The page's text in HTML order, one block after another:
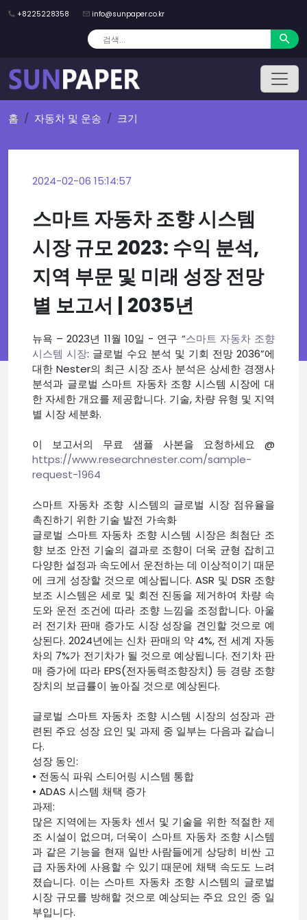
+8225228358 info@sunpaper.co.kr
홈 자동차 및 운송 크기
2024-02-06 15:14:57
스마트 자동차 조향 시스템
시장 규모 2023: 수익 분석,
지역 부문 및 미래 성장 전망
별 보고서 | 2035년
뉴욕 – 2023년 11월 10일 - 연구 “스마트 자동차 조향
시스템 시장: 글로벌 수요 분석 및 기회 전망 2036”에
대한 Nester의 최근 시장 조사 분석은 상세한 경쟁사
분석과 글로벌 스마트 자동차 조향 시스템 시장에 대
한 자세한 개요를 제공합니다. 기술, 차량 유형 및 지역
별 시장 세분화.
이 보고서의 무료 샘플 사본을 요청하세요 @
https://www.researchnester.com/sample-
request-1964
스마트 자동차 조향 시스템의 글로벌 시장 점유율을
촉진하기 위한 기술 발전 가속화
글로벌 스마트 자동차 조향 시스템 시장은 최첨단 조
향 보조 안전 기술의 결과로 조향이 더욱 균형 잡히고
다양한 설정과 속도에서 운전하는 데 이상적이기 때문
에 크게 성장할 것으로 예상됩니다. ASR 및 DSR 조향
보조 시스템은 세로 및 회전 진동을 제거하여 차량 속
도와 운전 조건에 따라 조향 느낌을 조정합니다. 아울
러 전기차 판매 증가도 시장 성장을 견인할 것으로 예
상된다. 2024년에는 신차 판매의 약 4%, 전 세계 자동
차의 7%가 전기차가 될 것으로 예상됩니다. 전기차 판
매 증가에 따라 EPS(전자동력조향장치) 등 경량 조향
장치의 보급률이 높아질 것으로 예상된다.
글로벌 스마트 자동차 조향 시스템 시장의 성장과 관
련된 주요 성장 요인 및 과제 중 일부는 다음과 같습니
다.
성장 동인:
• 전동식 파워 스티어링 시스템 통합
• ADAS 시스템 채택 증가
과제:
많은 지역에는 자동차 센서 및 기술을 위한 적절한 제
조 시설이 없으며, 더욱이 스마트 자동차 조향 시스템
과 같은 기능을 현재 일반 사람들에게 상당히 비싼 고
급 자동차에 사용할 수 있기 때문에 채택 속도도 느려
졌습니다. 이는 스마트 자동차 조향 시스템의 글로벌
시장 규모를 방해할 것으로 예상되는 주요 요인 중 일
부입니다.